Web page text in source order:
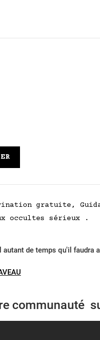
gratuite,
occultes sérieux .
de temps qu'il faudra
communauté